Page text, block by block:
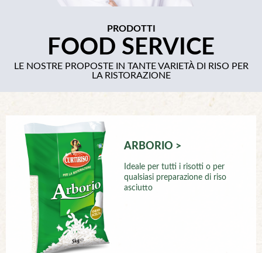
PRODOTTI
FOOD SERVICE
LE NOSTRE PROPOSTE IN TANTE VARIETÀ DI RISO PER
LA RISTORAZIONE
ARBORIO >
Ideale per tutti i risotti o per
qualsiasi preparazione di riso
asciutto